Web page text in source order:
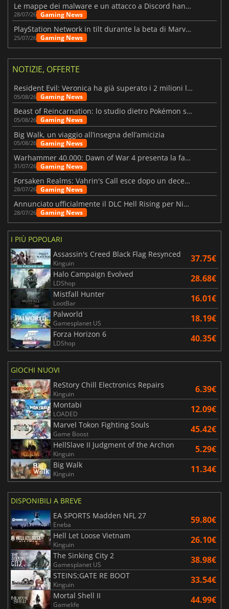
Le mappe dei malware e un attacco a Discord hanno colpito Meccha Chameleon
28/07/26 Gaming News
PlayStation Network in tilt durante la beta di Marvel Tōkon
25/07/26 Gaming News
NOTIZIE, OFFERTE
Resident Evil: Veronica ha già superato i 2 milioni liste dei desideri
05/08/26 Gaming News
Beast of Reincarnation: lo studio dietro Pokémon su una nuova strada
05/08/26 Gaming News
Big Walk, un viaggio all’insegna dell’amicizia
05/08/26 Gaming News
Warhammer 40.000: Dawn of War 4 presenta la fazione dei Necron
31/07/26 Gaming News
Forsaken Realms: Vahrin's Call esce dopo un decennio di sviluppo
28/07/26 Gaming News
Annunciato ufficialmente il DLC Hell Rising per Nioh 3
28/07/26 Gaming News
I PIÙ POPOLARI
Assassin's Creed Black Flag Resynced
Kinguin 37.75€
Halo Campaign Evolved
LDShop 28.68€
Mistfall Hunter
LootBar 16.01€
Palworld
Gamesplanet US 18.19€
Forza Horizon 6
LDShop 40.35€
GIOCHI NUOVI
ReStory Chill Electronics Repairs
Kinguin 6.39€
Montabi
LOADED 12.09€
Marvel Tokon Fighting Souls
Game Boost 45.42€
HellSlave II Judgment of the Archon
Kinguin 5.29€
Big Walk
Kinguin 11.34€
DISPONIBILI A BREVE
EA SPORTS Madden NFL 27
Eneba 59.80€
Hell Let Loose Vietnam
Kinguin 26.10€
The Sinking City 2
Gamesplanet US 38.98€
STEINS;GATE RE BOOT
Kinguin 33.54€
Mortal Shell II
Gamelife 44.99€